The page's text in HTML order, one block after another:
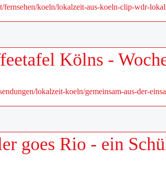
koeln/lokalzeit-aus-koeln-clip-wdr-
Kölns -
lokalzeit-koeln/gemeinsam-aus-der-
goes Rio - ein